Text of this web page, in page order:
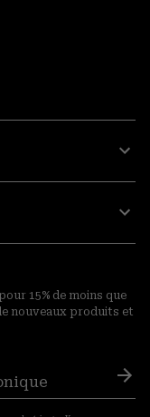
15% de moins que
nouveaux produits et